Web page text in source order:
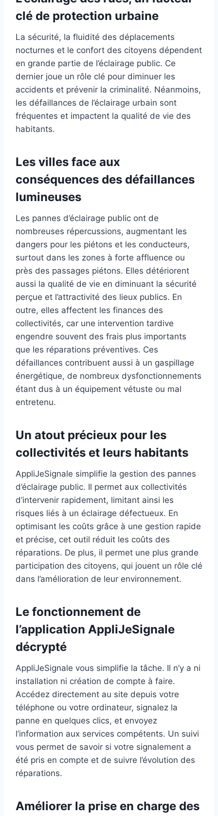
clé de protection urbaine
La sécurité, la fluidité des déplacements
nocturnes et le confort des citoyens dépendent
en grande partie de l’éclairage public. Ce
dernier joue un rôle clé pour diminuer les
accidents et prévenir la criminalité. Néanmoins,
les défaillances de l’éclairage urbain sont
fréquentes et impactent la qualité de vie des
habitants.
Les villes face aux
conséquences des défaillances
lumineuses
Les pannes d’éclairage public ont de
nombreuses répercussions, augmentant les
dangers pour les piétons et les conducteurs,
surtout dans les zones à forte affluence ou
près des passages piétons. Elles détériorent
aussi la qualité de vie en diminuant la sécurité
perçue et l’attractivité des lieux publics. En
outre, elles affectent les finances des
collectivités, car une intervention tardive
engendre souvent des frais plus importants
que les réparations préventives. Ces
défaillances contribuent aussi à un gaspillage
énergétique, de nombreux dysfonctionnements
étant dus à un équipement vétuste ou mal
entretenu.
Un atout précieux pour les
collectivités et leurs habitants
AppliJeSignale simplifie la gestion des pannes
d’éclairage public. Il permet aux collectivités
d’intervenir rapidement, limitant ainsi les
risques liés à un éclairage défectueux. En
optimisant les coûts grâce à une gestion rapide
et précise, cet outil réduit les coûts des
réparations. De plus, il permet une plus grande
participation des citoyens, qui jouent un rôle clé
dans l’amélioration de leur environnement.
Le fonctionnement de
l’application AppliJeSignale
décrypté
AppliJeSignale vous simplifie la tâche. Il n’y a ni
installation ni création de compte à faire.
Accédez directement au site depuis votre
téléphone ou votre ordinateur, signalez la
panne en quelques clics, et envoyez
l’information aux services compétents. Un suivi
vous permet de savoir si votre signalement a
été pris en compte et de suivre l’évolution des
réparations.
Améliorer la prise en charge des